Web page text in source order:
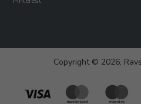
Copyright © 2026,